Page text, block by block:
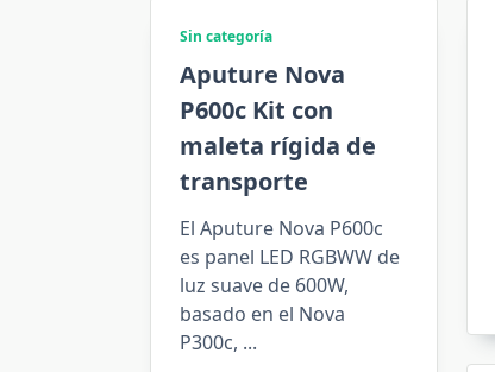
Sin categoría
Aputure Nova
P600c Kit con
maleta rígida de
transporte
El Aputure Nova P600c
es panel LED RGBWW de
luz suave de 600W,
basado en el Nova
P300c, ...